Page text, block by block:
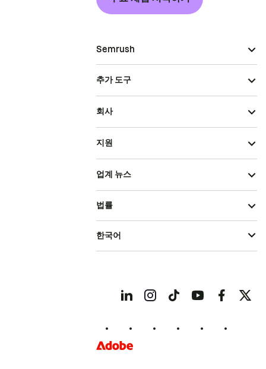
Semrush
추가 도구
회사
지원
업계 뉴스
법률
한국어